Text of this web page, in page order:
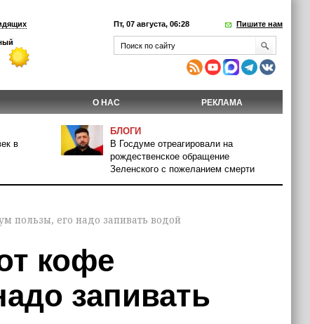
Пт, 07 августа, 06:28 Пишите нам
О НАС РЕКЛАМА
в
БЛОГИ
В Госдуме отреагировали на
рождественское обращение
Зеленского с пожеланием смерти
пользы, его надо запивать водой
кофе
запивать